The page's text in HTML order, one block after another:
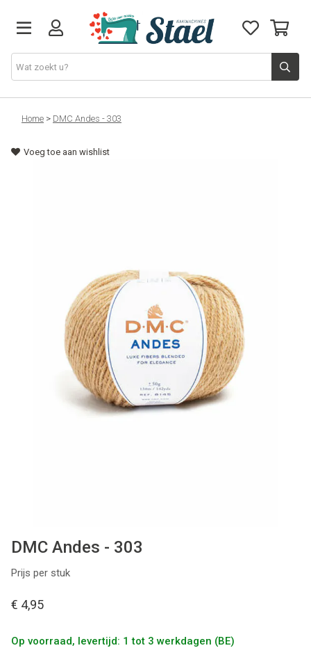
Machines
Accessoires
Fournituren
Patronen
Breien & Haken
Home > DMC Andes - 303
Voeg toe aan wishlist
DMC Andes - 303
Prijs per stuk
€ 4,95
Op voorraad, levertijd: 1 tot 3 werkdagen (BE)